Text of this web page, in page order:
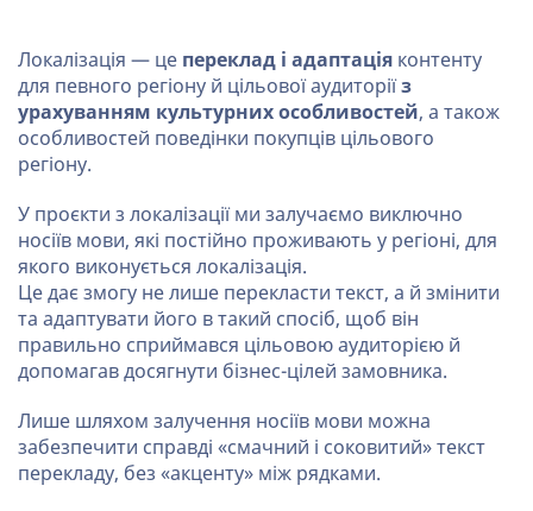
Локалізація — це переклад і адаптація контенту
для певного регіону й цільової аудиторіїз
урахуванням культурних особливостей, а також
особливостей поведінки покупців цільового
регіону.
У проєкти з локалізації ми залучаємо виключно
носіїв мови, які постійно проживають у регіоні, для
якого виконується локалізація.
Це дає змогу не лише перекласти текст, а й змінити
та адаптувати його в такий спосіб, щоб він
правильно сприймався цільовою аудиторією й
допомагав досягнути бізнес-цілей замовника.
Лише шляхом залучення носіїв мови можна
забезпечити справді «смачний і соковитий» текст
перекладу, без «акценту» між рядками.